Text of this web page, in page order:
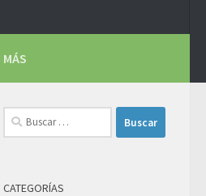
MÁS
Buscar:
CATEGORÍAS